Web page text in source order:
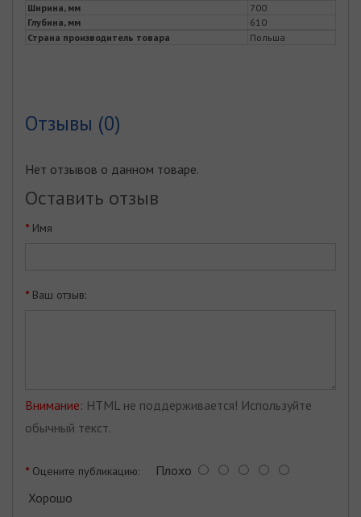
Ширина, мм
700
Глубина, мм
610
Страна производитель товара
Польша
Отзывы (0)
Нет отзывов о данном товаре.
Оставить отзыв
Имя
Ваш отзыв:
Внимание: HTML не поддерживается! Используйте
обычный текст.
Оцените публикацию: Плохо
Хорошо